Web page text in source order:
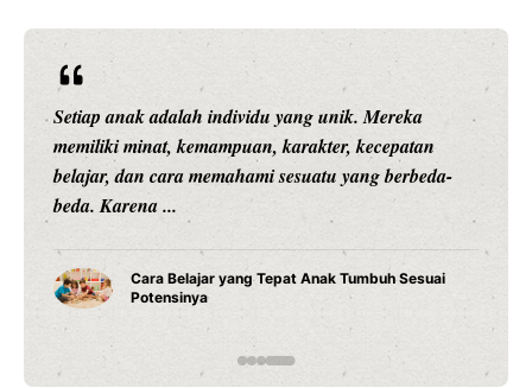
Setiap anak adalah individu yang unik. Mereka
memiliki minat, kemampuan, karakter, kecepatan
belajar, dan cara memahami sesuatu yang berbeda-
beda. Karena ...
Cara Belajar yang Tepat Anak Tumbuh Sesuai
Potensinya